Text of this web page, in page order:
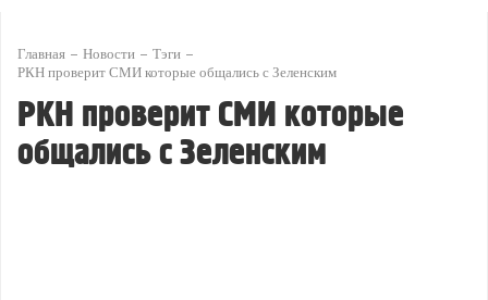
Главная Новости
Тэги
РКН проверит СМИ которые общались с Зеленским
РКН проверит СМИ которые
общались с Зеленским